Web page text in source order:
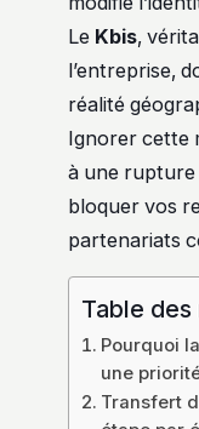
Le Kbis,
l’entreprise,
réalité
Ignorer cette
à une
bloquer vos
partenariats
Table des
Pourquoi
une
Transfert